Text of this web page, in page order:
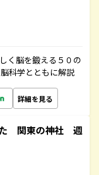
く脳を鍛える５０の
科学とともに解説
詳細を見る
た 関東の神社 週